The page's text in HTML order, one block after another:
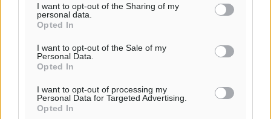
I want to opt-out of the Sharing of my
personal data.
Opted In
I want to opt-out of the Sale of my
Personal Data.
Opted In
I want to opt-out of processing my
Personal Data for Targeted Advertising.
Opted In
και στο κεφάλι του σε εστιατόριο ακούγοντας Άννα
Βίσση
Στο Επιμελητήριο Δωδεκανήσου σήμερα ο Πρέσβης
της Βραζιλίας Laudemar Aguiar
Τοπικές Ειδήσεις• πριν 3 ώρες